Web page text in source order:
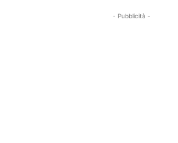
- Pubblicità -